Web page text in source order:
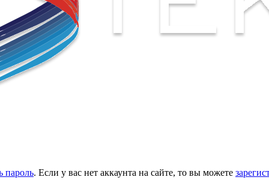
пароль. Если у вас нет аккаунта на сайте, то вы можете